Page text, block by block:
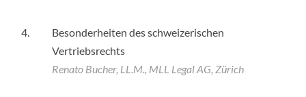
4.
Besonderheiten des schweizerischen
Vertriebsrechts
Renato Bucher, LL.M., MLL Legal AG, Zürich